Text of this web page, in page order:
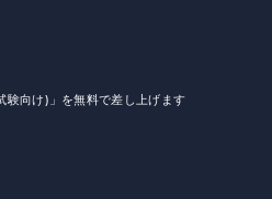
験向け)」を無料で差し上げます